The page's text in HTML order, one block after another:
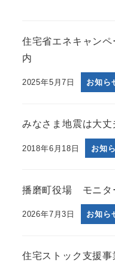
住宅省エネキャン
内
2025年5月7日 お知ら
みなさま地震は大丈
2018年6月18日 お知
播磨町役場 モニタ
2026年7月3日 お知ら
住宅ストック支援